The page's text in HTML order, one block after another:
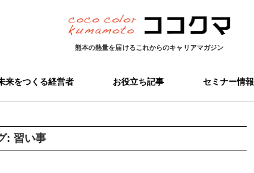
熊本の熱量を届けるこれからのキャリアマガジン
来をつくる経営者 お役立ち記事 セミナー情報
: 習い事